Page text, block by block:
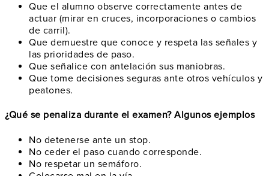
Que el alumno observe correctamente antes de
actuar (mirar en cruces, incorporaciones o cambios
de carril).
Que demuestre que conoce y respeta las señales y
las prioridades de paso.
Que señalice con antelación sus maniobras.
Que tome decisiones seguras ante otros vehículos y
peatones.
¿Qué se penaliza durante el examen? Algunos ejemplos
No detenerse ante un stop.
No ceder el paso cuando corresponde.
No respetar un semáforo.